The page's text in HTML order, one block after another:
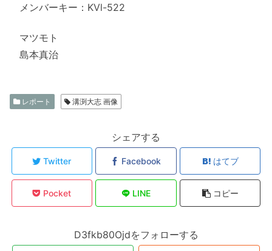
メンバーキー：KVl-522
マツモト
島本真治
レポート 溝渕大志 画像
シェアする
Twitter Facebook はてブ
Pocket LINE コピー
D3fkb80Ojdをフォローする